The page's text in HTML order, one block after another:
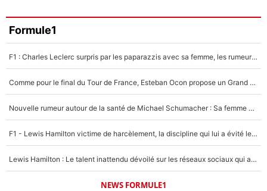
Formule1
F1 : Charles Leclerc surpris par les paparazzis avec sa femme, les rumeurs étaient vraies !
Comme pour le final du Tour de France, Esteban Ocon propose un Grand Prix de Formule 1 à Paris : «Autour de l’Arc de Triomphe, ce serait génial» !
Nouvelle rumeur autour de la santé de Michael Schumacher : Sa femme Corinna sort du silence
F1 - Lewis Hamilton victime de harcèlement, la discipline qui lui a évité le pire : «J'aurais probablement mal tourné»
Lewis Hamilton : Le talent inattendu dévoilé sur les réseaux sociaux qui a impressionné Kim Kardashian pendant leurs vacances en amoureux !
NEWS FORMULE1